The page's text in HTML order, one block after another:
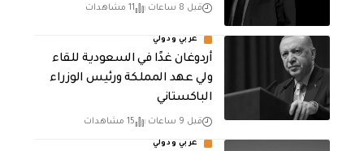
قبل 8 ساعات 11 مشاهدات
عربي ودولي
أردوغان غدًا في السعودية للقاء
ولي عهد المملكة ورئيس الوزراء
الباكستاني
قبل 9 ساعات 15 مشاهدات
عربي ودولي